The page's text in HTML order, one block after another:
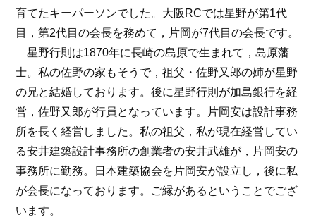
育てたキーパーソンでした。大阪RCでは星野が第1代
目，第2代目の会長を務めて，片岡が7代目の会長です。
星野行則は1870年に長崎の島原で生まれて，島原藩
士。私の佐野の家もそうで，祖父・佐野又郎の姉が星野
の兄と結婚しております。後に星野行則が加島銀行を経
営，佐野又郎が行員となっています。片岡安は設計事務
所を長く経営しました。私の祖父，私が現在経営してい
る安井建築設計事務所の創業者の安井武雄が，片岡安の
事務所に勤務。日本建築協会を片岡安が設立し，後に私
が会長になっております。ご縁があるということでござ
います。